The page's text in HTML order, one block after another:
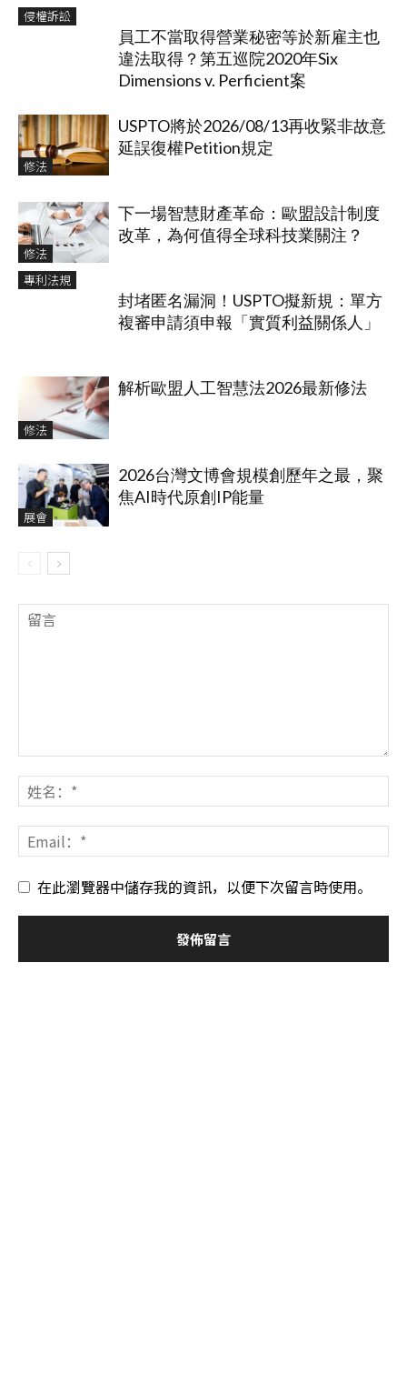
侵權訴訟
員工不當取得營業秘密等於新雇主也
違法取得？第五巡院2020年Six
Dimensions v. Perficient案
修法
USPTO將於2026/08/13再收緊非故意
延誤復權Petition規定
修法
下一場智慧財產革命：歐盟設計制度
改革，為何值得全球科技業關注？
專利法規
封堵匿名漏洞！USPTO擬新規：單方
複審申請須申報「實質利益關係人」
修法
解析歐盟人工智慧法2026最新修法
展會
2026台灣文博會規模創歷年之最，聚
焦AI時代原創IP能量
在此瀏覽器中儲存我的資訊，以便下次留言時使用。